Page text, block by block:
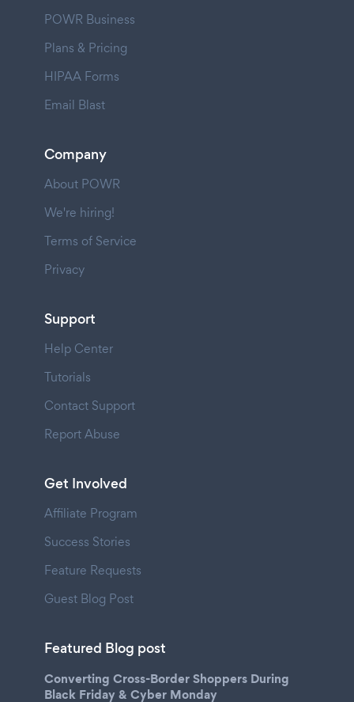
POWR Business
Plans & Pricing
HIPAA Forms
Email Blast
Company
About POWR
We're hiring!
Terms of Service
Privacy
Support
Help Center
Tutorials
Contact Support
Report Abuse
Get Involved
Affiliate Program
Success Stories
Feature Requests
Guest Blog Post
Featured Blog post
Converting Cross-Border Shoppers During
Black Friday & Cyber Monday